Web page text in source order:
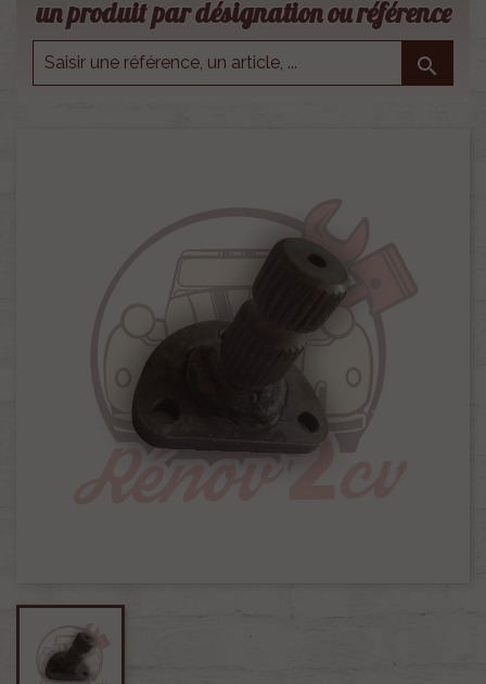
un produit par désignation ou référence
